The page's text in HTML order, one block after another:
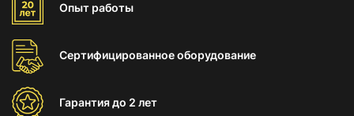
Опыт работы
Сертифицированноеоборудование
Гарантиядо 2 лет